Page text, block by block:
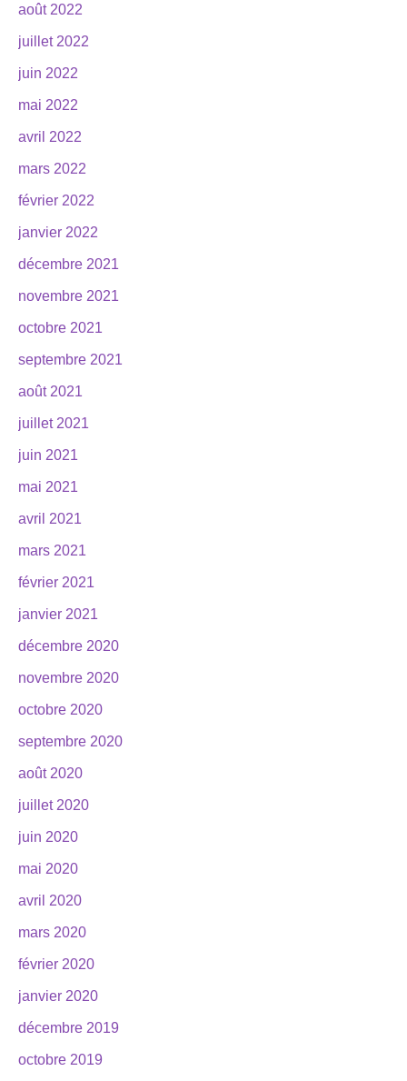
août 2022
juillet 2022
juin 2022
mai 2022
avril 2022
mars 2022
février 2022
janvier 2022
décembre 2021
novembre 2021
octobre 2021
septembre 2021
août 2021
juillet 2021
juin 2021
mai 2021
avril 2021
mars 2021
février 2021
janvier 2021
décembre 2020
novembre 2020
octobre 2020
septembre 2020
août 2020
juillet 2020
juin 2020
mai 2020
avril 2020
mars 2020
février 2020
janvier 2020
décembre 2019
octobre 2019